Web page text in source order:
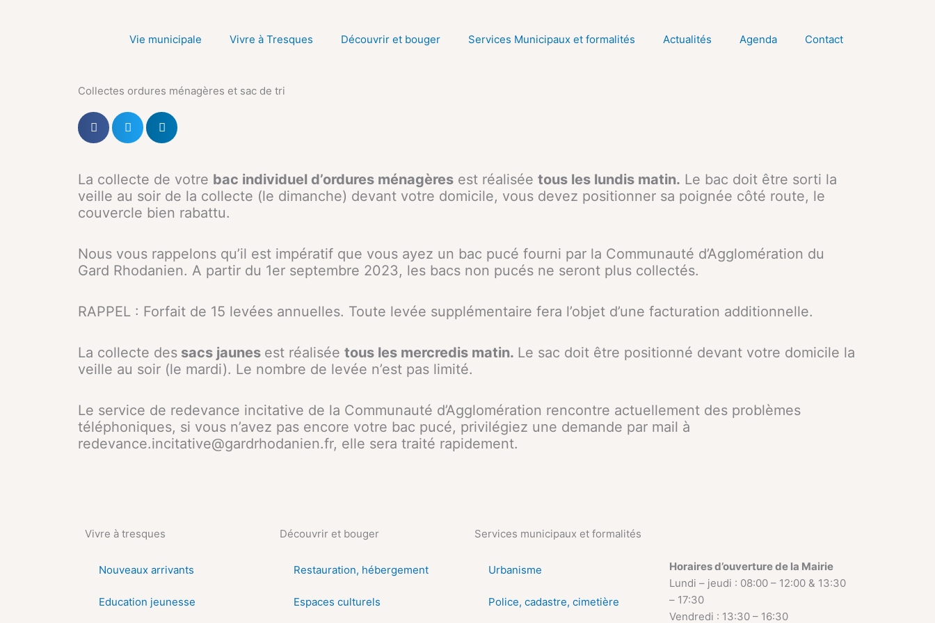
Vie municipale Vivre à Tresques Découvrir et bouger Services Municipaux et formalités Actualités Agenda Contact
Collectes ordures ménagères et sac de tri
La collecte de votre bac individuel d’ordures ménagères est réalisée tous les lundis matin. Le bac doit être sorti la
veille au soir de la collecte (le dimanche) devant votre domicile, vous devez positionner sa poignée côté route, le
couvercle bien rabattu.
Nous vous rappelons qu’il est impératif que vous ayez un bac pucé fourni par la Communauté d’Agglomération du
Gard Rhodanien. A partir du 1er septembre 2023, les bacs non pucés ne seront plus collectés.
RAPPEL : Forfait de 15 levées annuelles. Toute levée supplémentaire fera l’objet d’une facturation additionnelle.
La collecte des sacs jaunes est réalisée tous les mercredis matin. Le sac doit être positionné devant votre domicile la
veille au soir (le mardi). Le nombre de levée n’est pas limité.
Le service de redevance incitative de la Communauté d’Agglomération rencontre actuellement des problèmes
téléphoniques, si vous n’avez pas encore votre bac pucé, privilégiez une demande par mail à
redevance.incitative@gardrhodanien.fr, elle sera traité rapidement.
Vivre à tresques
Nouveaux arrivants
Education jeunesse
Découvrir et bouger
Restauration, hébergement
Espaces culturels
Services municipaux et formalités
Urbanisme
Police, cadastre, cimetière
Horaires d’ouverture de la Mairie
Lundi – jeudi : 08:00 – 12:00 & 13:30
– 17:30
Vendredi : 13:30 – 16:30